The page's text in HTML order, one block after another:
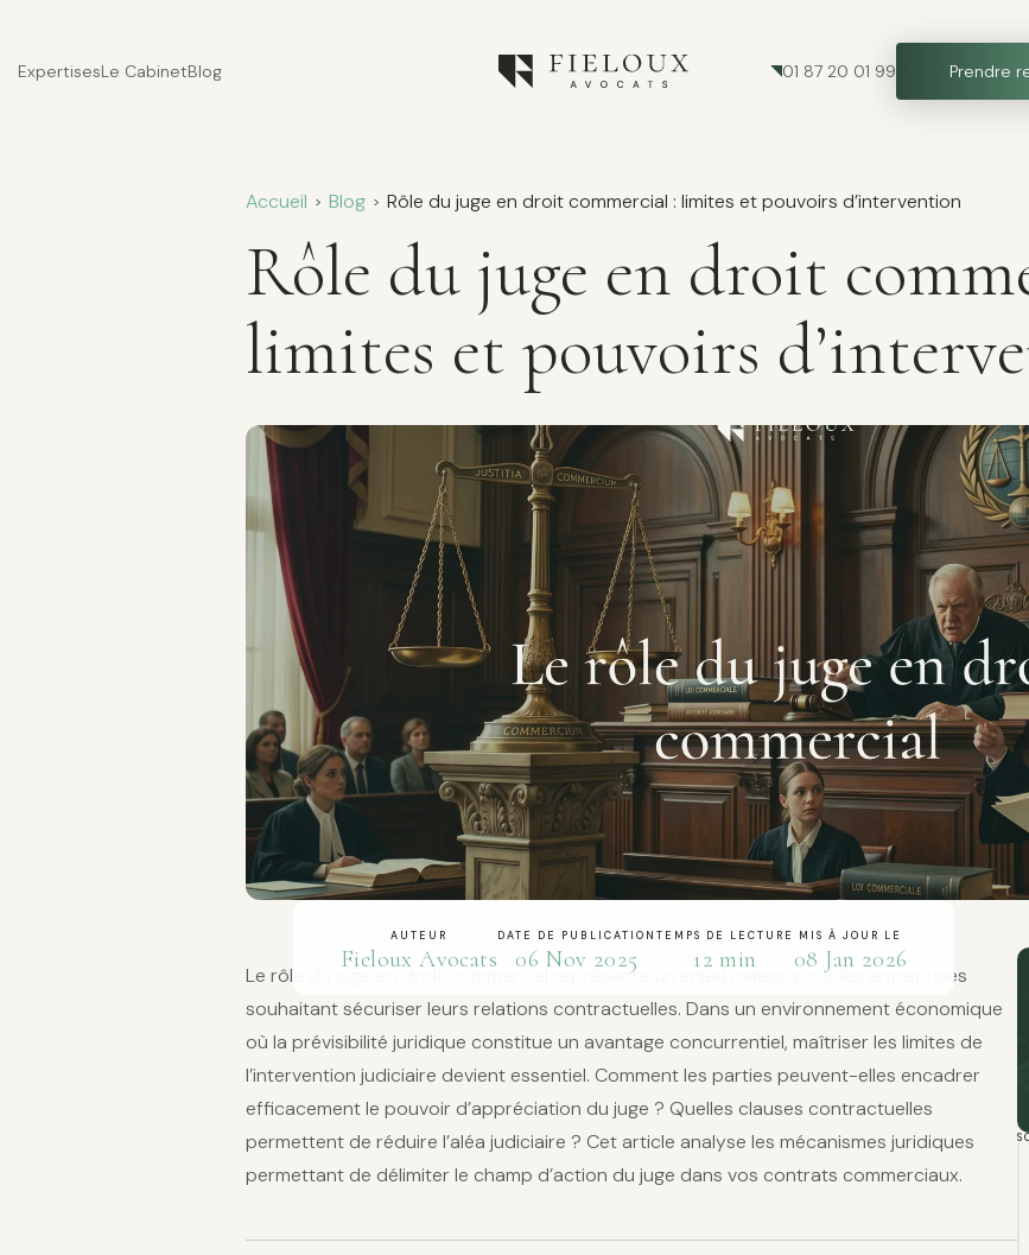
ExpertisesLe CabinetBlog 01 87 20 01 99 Prendre
Accueil > Blog > Rôle du juge en droit commercial : limites et pouvoirs d’intervention
Rôle du juge en droit
limites et pouvoirs
AUTEUR
Fieloux Avocats
DATE DE PUBLICATION
06 Nov 2025
TEMPS DE LECTURE
12 min
MIS À JOUR LE
08 Jan 2026
Le rôle du juge en droit commercial représente un enjeu majeur pour les entreprises
souhaitant sécuriser leurs relations contractuelles. Dans un environnement économique
où la prévisibilité juridique constitue un avantage concurrentiel, maîtriser les limites de
l’intervention judiciaire devient essentiel. Comment les parties peuvent-elles encadrer
efficacement le pouvoir d’appréciation du juge ? Quelles clauses contractuelles
permettent de réduire l’aléa judiciaire ? Cet article analyse les mécanismes juridiques
permettant de délimiter le champ d’action du juge dans vos contrats commerciaux.